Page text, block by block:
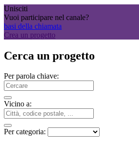
Unisciti
Vuoi participare nel canale?
basi della chiamata
Crea un progetto
Cerca un progetto
Per parola chiave:
Vicino a:
Per categoria: